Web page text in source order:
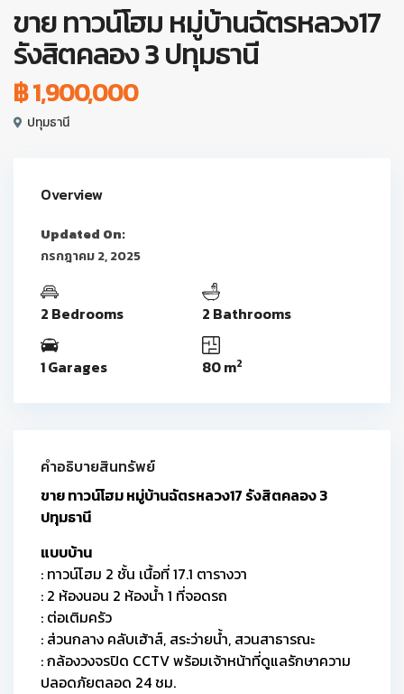
ขาย ทาวน์โฮม หมู่บ้านฉัตรหลวง17
รังสิตคลอง 3 ปทุมธานี
฿ 1,900,000
ปทุมธานี
Overview
Updated On:
กรกฎาคม 2, 2025
2 Bedrooms 2 Bathrooms
1 Garages 80 m2
คำอธิบายสินทรัพย์
ขาย ทาวน์โฮม หมู่บ้านฉัตรหลวง17 รังสิตคลอง 3
ปทุมธานี
แบบบ้าน
: ทาวน์โฮม 2 ชั้น เนื้อที่ 17.1 ตารางวา
: 2 ห้องนอน 2 ห้องน้ำ 1 ที่จอดรถ
: ต่อเติมครัว
: ส่วนกลาง คลับเฮ้าส์, สระว่ายน้ำ, สวนสาธารณะ
: กล้องวงจรปิด CCTV พร้อมเจ้าหน้าที่ดูแลรักษาความ
ปลอดภัยตลอด 24 ชม.